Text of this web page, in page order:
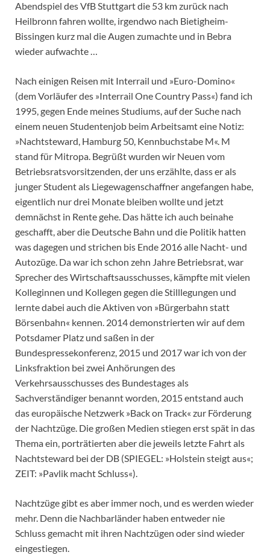
Abendspiel des VfB Stuttgart die 53 km zurück nach
Heilbronn fahren wollte, irgendwo nach Bietigheim-
Bissingen kurz mal die Augen zumachte und in Bebra
wieder aufwachte …
Nach einigen Reisen mit Interrail und »Euro-Domino«
(dem Vorläufer des »Interrail One Country Pass«) fand ich
1995, gegen Ende meines Studiums, auf der Suche nach
einem neuen Studentenjob beim Arbeitsamt eine Notiz:
»Nachtsteward, Hamburg 50, Kennbuchstabe M«. M
stand für Mitropa. Begrüßt wurden wir Neuen vom
Betriebsratsvorsitzenden, der uns erzählte, dass er als
junger Student als Liegewagenschaffner angefangen habe,
eigentlich nur drei Monate bleiben wollte und jetzt
demnächst in Rente gehe. Das hätte ich auch beinahe
geschafft, aber die Deutsche Bahn und die Politik hatten
was dagegen und strichen bis Ende 2016 alle Nacht- und
Autozüge. Da war ich schon zehn Jahre Betriebsrat, war
Sprecher des Wirtschaftsausschusses, kämpfte mit vielen
Kolleginnen und Kollegen gegen die Stilllegungen und
lernte dabei auch die Aktiven von »Bürgerbahn statt
Börsenbahn« kennen. 2014 demonstrierten wir auf dem
Potsdamer Platz und saßen in der
Bundespressekonferenz, 2015 und 2017 war ich von der
Linksfraktion bei zwei Anhörungen des
Verkehrsausschusses des Bundestages als
Sachverständiger benannt worden, 2015 entstand auch
das europäische Netzwerk »Back on Track« zur Förderung
der Nachtzüge. Die großen Medien stiegen erst spät in das
Thema ein, porträtierten aber die jeweils letzte Fahrt als
Nachtsteward bei der DB (SPIEGEL: »Holstein steigt aus«;
ZEIT: »Pavlik macht Schluss«).
Nachtzüge gibt es aber immer noch, und es werden wieder
mehr. Denn die Nachbarländer haben entweder nie
Schluss gemacht mit ihren Nachtzügen oder sind wieder
eingestiegen.